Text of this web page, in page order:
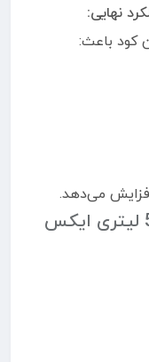
کود باعث:
می‌دهد.
ترکیبات و آنالیز کود پلی اس 5 لیتری ایکس